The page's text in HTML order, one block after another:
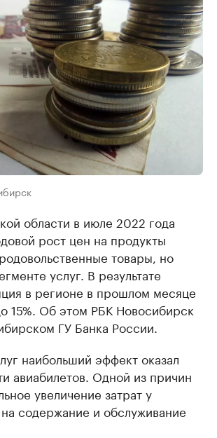
области в июле 2022 года
рост цен на продукты
товары, но
услуг. В результате
в регионе в прошлом месяце
15%. Об этом РБК Новосибирск
ГУ Банка России.
наибольший эффект оказал
авиабилетов. Одной из причин
увеличение затрат у
содержание и обслуживание